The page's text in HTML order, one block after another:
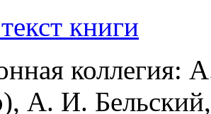
книги
коллегия:
А. И.